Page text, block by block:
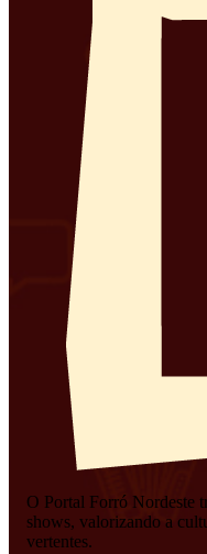
O Portal Forró Nordeste
shows, valorizando a
vertentes.